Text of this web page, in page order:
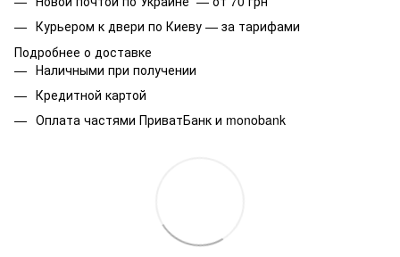
Курьером к двери по Киеву — за тарифами
Подробнее о доставке
Наличными при получении
Кредитной картой
Оплата частями ПриватБанк и monobank